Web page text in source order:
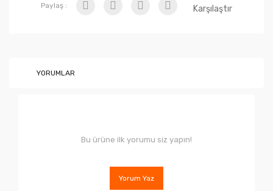
Paylaş : Karşılaştır
YORUMLAR
Bu ürüne ilk yorumu siz yapın!
Yorum Yaz